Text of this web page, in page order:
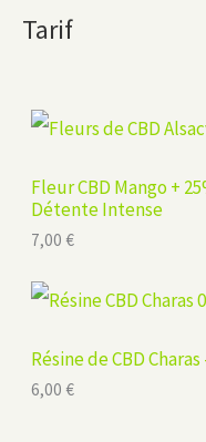
Tarif
Fleur CBD Mango +
Détente Intense
7,00 €
Résine de CBD Charas
6,00 €